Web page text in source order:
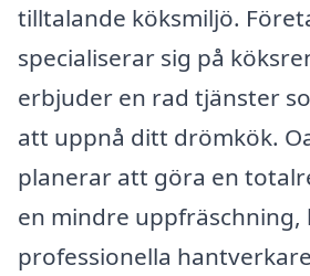
tilltalande köksmiljö.
specialiserar sig på
erbjuder en rad tjänster
att uppnå ditt drömkök.
planerar att göra en
en mindre uppfräschning,
professionella